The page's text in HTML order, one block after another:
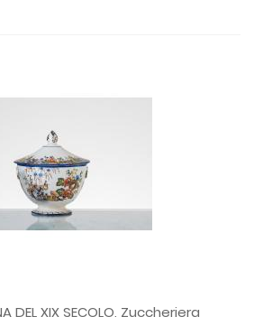
DEL XIX SECOLO, Zuccheriera